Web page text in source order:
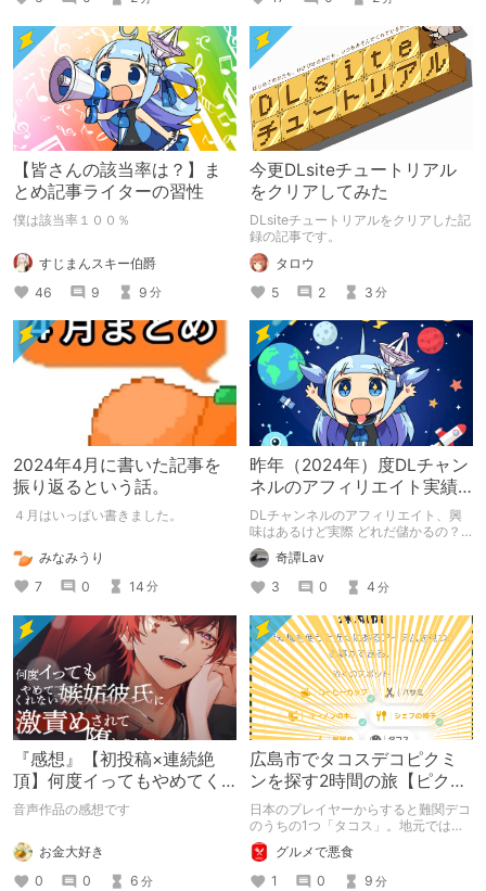
【皆さんの該当率は？】ま
とめ記事ライターの習性
僕は該当率１００％
すじまんスキー伯爵
46
9 9 分
今更DLsiteチュートリアル
をクリアしてみた
DLsiteチュートリアルをクリアした記
録の記事です。
タロウ
5
2 3 分
2024年4月に書いた記事を
振り返るという話。
４月はいっぱい書きました。
みなみうり
7
0 14 分
昨年（2024年）度DLチャン
ネルのアフィリエイト実績
を確認した話＆アフィリエ
イトに有効？な小技メモ
DLチャンネルのアフィリエイト、興
味はあるけど実際 どれだ儲かるの？
という下世話な領域に直球で数字を
拾って晒してみるまとめ記事。アフィ
リエイト増加に 繋がる？な所見もあ
るので是非最後までお付き合いくださ
い。
奇譚Lav
3
0 4 分
『感想』【初投稿×連続絶
頂】何度イってもやめてく
れない嫉妬彼氏に激責めさ
音声作品の感想です
お金大好き
0
0 6 分
広島市でタコスデコピクミ
ンを探す2時間の旅【ピクミ
ンブルーム / Pikmin
Bloom】
日本のプレイヤーからすると難関デコ
のうちの1つ「タコス」。地元では見
つけられなかった男が広島で探す旅を
お送りします。ねくすと5月のテーマ
「お出かけの記録」。
グルメで悪食
1
0 9 分